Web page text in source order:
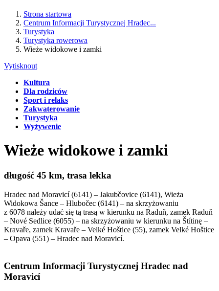
Strona startowa
Centrum Informacji Turystycznej Hradec...
Turystyka
Turystyka rowerowa
Wieże widokowe i zamki
Vytisknout
Kultura
Dla rodziców
Sport i relaks
Zakwaterowanie
Turystyka
Wyźywenie
Wieże widokowe i zamki
długość 45 km, trasa lekka
Hradec nad Moravicí (6141) – Jakubčovice (6141), Wieża
Widokowa Šance – Hlubočec (6141) – na skrzyżowaniu
z 6078 należy udać się tą trasą w kierunku na Raduň, zamek Raduň
– Nové Sedlice (6055) – na skrzyżowaniu w kierunku na Štítinę –
Kravaře, zamek Kravaře – Velké Hoštice (55), zamek Velké Hoštice
– Opava (551) – Hradec nad Moravicí.
Centrum Informacji Turystycznej Hradec nad
Moravicí